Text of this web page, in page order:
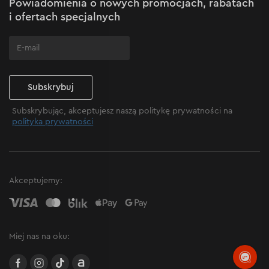
funkcjonalność pilarki. Operator może wybrać
optymalną prędkość dla części zużywalnej w zależności
Powiadomienia o nowych promocjach, rabatach
i ofertach specjalnych
Subskrybuj
Subskrybując, akceptujesz naszą politykę prywatności na
polityka prywatności
Akceptujemy:
Miej nas na oku:
facebookinstagramTikTokAllegro